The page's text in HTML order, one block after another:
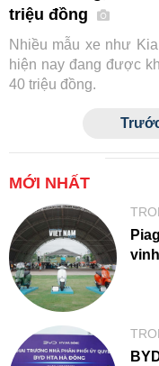
triệu đồng
Nhiều mẫu xe như
hiện nay đang được
40 triệu đồng.
MỚI NHẤT